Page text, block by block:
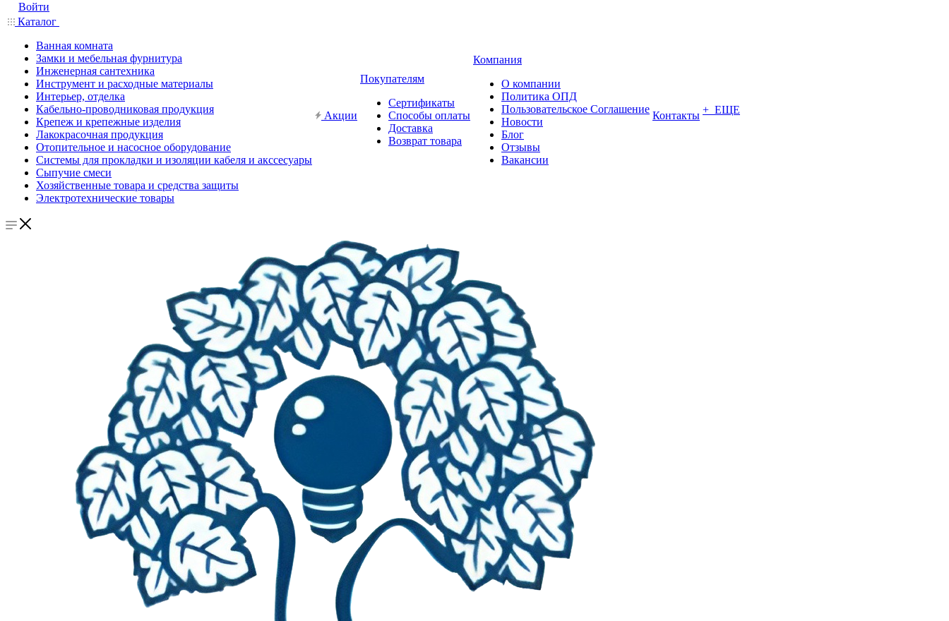
Войти
Каталог
Ванная комната
Замки и мебельная фурнитура
Инженерная сантехника
Инструмент и расходные материалы
Интерьер, отделка
Кабельно-проводниковая продукция
Крепеж и крепежные изделия
Лакокрасочная продукция
Отопительное и насосное оборудование
Системы для прокладки и изоляции кабеля и акссесуары
Сыпучие смеси
Хозяйственные товара и средства защиты
Электротехнические товары
Акции
Покупателям
Сертификаты
Способы оплаты
Доставка
Возврат товара
Компания
О компании
Политика ОПД
Пользовательское Соглашение
Новости
Блог
Отзывы
Вакансии
Контакты + ЕЩЕ